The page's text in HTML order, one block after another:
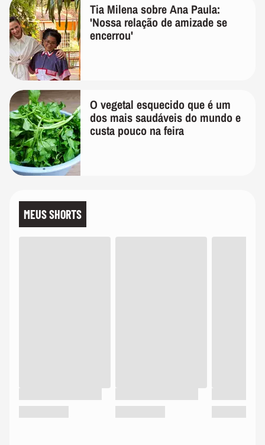
Tia Milena sobre Ana Paula:
'Nossa relação de amizade se
encerrou'
O vegetal esquecido que é um
dos mais saudáveis do mundo e
custa pouco na feira
MEUS SHORTS